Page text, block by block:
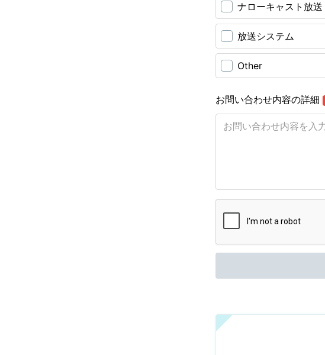
ナローキャスト放送
放送システム
Other
お問い合わせ内容の詳細